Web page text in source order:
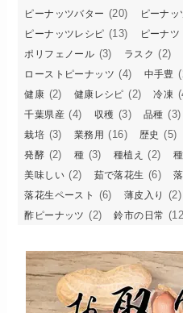
ピーナッツバター (20) ピーナッ
ピーナッツレシピ (13) ピーナツ
ポリフェノール (3) ラスク (2)
ローストピーナッツ (4) 中手豊
健康 (2) 健康レシピ (2) 冷凍
千葉県産 (4) 収穫 (3) 品種 (3)
栽培 (3) 業務用 (16) 歴史 (5)
発酵 (2) 種 (3) 種植え (2)
美味しい (2) 茹で落花生 (6)
落花生ペースト (6) 薄皮入り (2)
酢ピーナッツ (2) 鈴市の日常